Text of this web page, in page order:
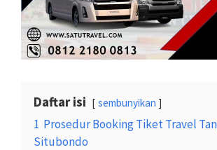
Daftar isi sembunyikan
1 Prosedur Booking Tiket Travel
Situbondo